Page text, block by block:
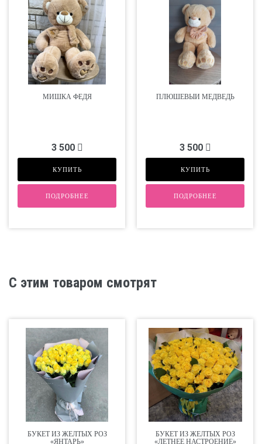
МИШКА ФЕДЯ
3 500
КУПИТЬ
ПОДРОБНЕЕ
ПЛЮШЕВЫЙ МЕДВЕДЬ
3 500
КУПИТЬ
ПОДРОБНЕЕ
С этим товаром смотрят
БУКЕТ ИЗ ЖЕЛТЫХ РОЗ
«ЯНТАРЬ»
БУКЕТ ИЗ ЖЕЛТЫХ РОЗ
«ЛЕТНЕЕ НАСТРОЕНИЕ»